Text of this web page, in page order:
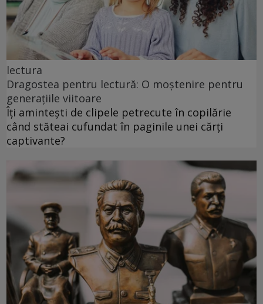
lectura
Dragostea pentru lectură: O moștenire pentru
generațiile viitoare
Îți amintești de clipele petrecute în copilărie
când stăteai cufundat în paginile unei cărți
captivante?